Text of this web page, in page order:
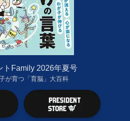
トFamily 2026年夏号
が育つ「育脳」大百科